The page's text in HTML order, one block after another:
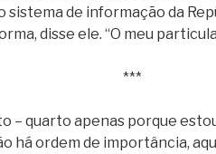
sistema de informação da
disse ele. “O meu
***
– quarto apenas porque
há ordem de importância,